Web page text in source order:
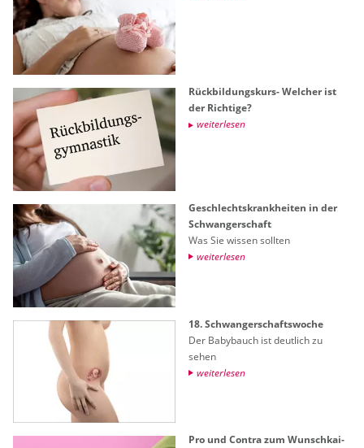
Rück­bil­dungs­kurs- Wel­cher ist
der Rich­ti­ge?
wei­ter­le­sen
Ge­schlechts­krank­hei­ten in der
Schwan­ger­schaft
Was Sie wis­sen soll­ten
wei­ter­le­sen
18. Schwan­ger­schafts­wo­che
Der Ba­by­bauch ist deut­lich zu
sehen
wei­ter­le­sen
Pro und Con­tra zum Wunsch­kai­